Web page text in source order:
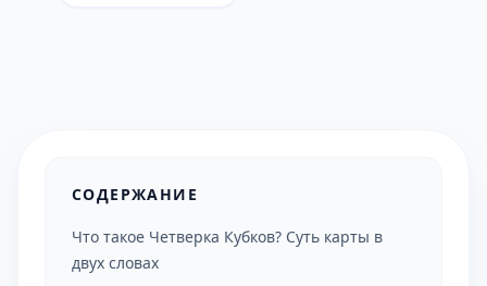
СОДЕРЖАНИЕ
Что такое Четверка Кубков? Суть карты в
двух словах